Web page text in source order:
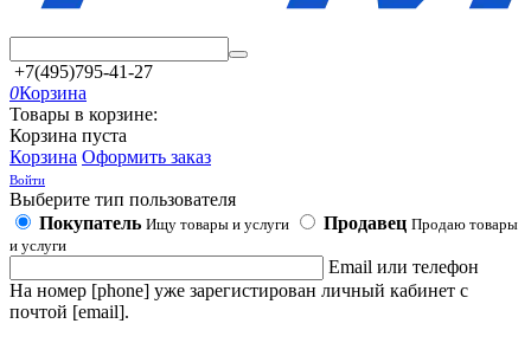
+7(495)795-41-27
0Корзина
Товары в корзине:
Корзина пуста
Корзина Оформить заказ
Войти
Выберите тип пользователя
Покупатель Ищу товары и услуги Продавец Продаю товары
и услуги
Email или телефон
На номер [phone] уже зарегистирован личный кабинет с
почтой [email].